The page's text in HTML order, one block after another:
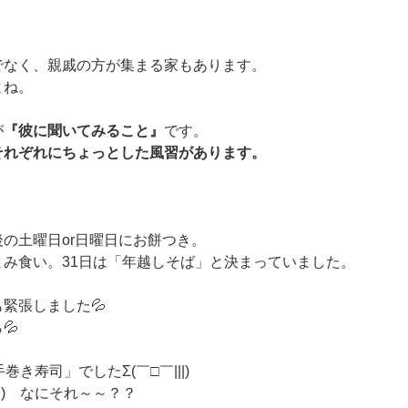
く、親戚の方が集まる家もあります。
。
『彼に聞いてみること』 です。
ぞれにちょっとした風習があります。
土曜日or日曜日にお餅つき。
食い。31日は「年越しそば」と決まっていました。
張しました💦
💦
き寿司」でしたΣ(￣□￣|||)
なにそれ～～？？